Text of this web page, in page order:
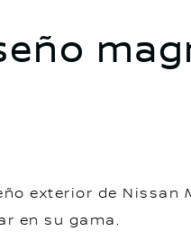
exterior de Nissan
en su gama.